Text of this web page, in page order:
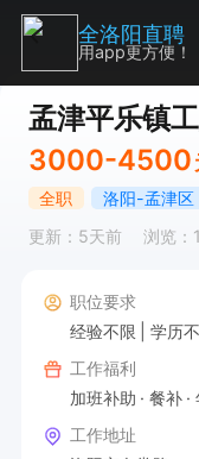
孟津平乐镇
3000-4500
全职 洛阳-孟津区
更新：5天前
浏览：
职位要求
经验不限
学历
工作福利
加班补助
餐补
工作地址
全洛阳直聘
用app更方便！